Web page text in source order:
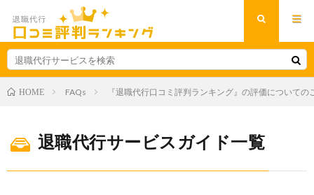
HOME FAQs 『退職代行口コミ評判ランキング』の評価についての
退職代行サービスガイド一覧